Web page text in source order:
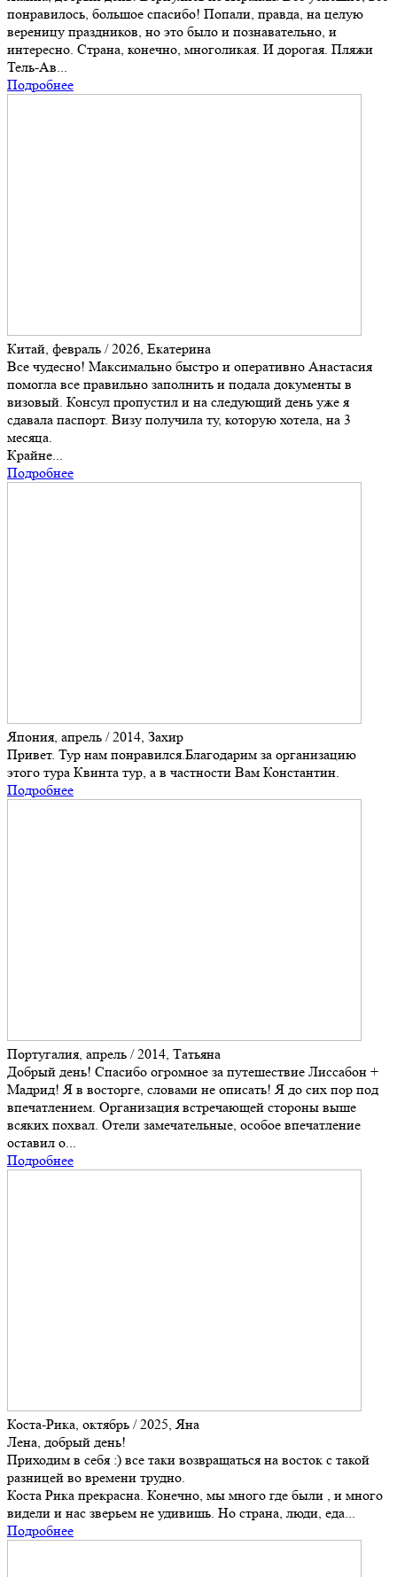
понравилось, большое спасибо! Попали, правда, на целую
вереницу праздников, но это было и познавательно, и
интересно. Страна, конечно, многоликая. И дорогая. Пляжи
Тель-Ав...
Подробнее
Китай, февраль / 2026, Екатерина
Все чудесно! Максимально быстро и оперативно Анастасия
помогла все правильно заполнить и подала документы в
визовый. Консул пропустил и на следующий день уже я
сдавала паспорт. Визу получила ту, которую хотела, на 3
месяца.
Крайне...
Подробнее
Япония, апрель / 2014, Захир
Привет. Тур нам понравился.Благодарим за организацию
этого тура Квинта тур, а в частности Вам Константин.
Подробнее
Португалия, апрель / 2014, Татьяна
Добрый день! Спасибо огромное за путешествие Лиссабон +
Мадрид! Я в восторге, словами не описать! Я до сих пор под
впечатлением. Организация встречающей стороны выше
всяких похвал. Отели замечательные, особое впечатление
оставил о...
Подробнее
Коста-Рика, октябрь / 2025, Яна
Лена, добрый день!
Приходим в себя :) все таки возвращаться на восток с такой
разницей во времени трудно.
Коста Рика прекрасна. Конечно, мы много где были , и много
видели и нас зверьем не удивишь. Но страна, люди, еда...
Подробнее